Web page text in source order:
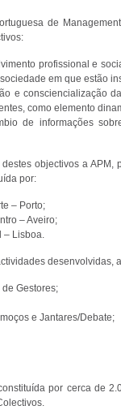
de
profissional e
em que estão
e consciencialização
como elemento
de informações
objectivos a
por:
– Porto;
– Aveiro;
– Lisboa.
desenvolvidas,
Gestores;
e Jantares/Debate;
por cerca de